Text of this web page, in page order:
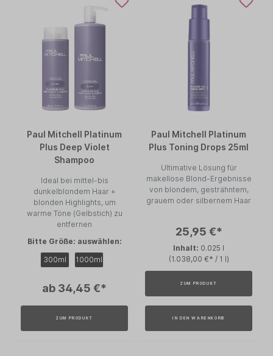
Paul Mitchell Platinum
Plus Deep Violet
Shampoo
Ideal bei mittel-bis
dunkelblondem Haar +
blonden Highlights, um
warme Töne (Gelbstich) zu
entfernen
Bitte Größe: auswählen:
300ml
1000ml
ab 34,45 €*
ZUM PRODUKT
Paul Mitchell Platinum
Plus Toning Drops 25ml
Ultimative Lösung für
makellose Blond-Ergebnisse
von blondem, gesträhntem,
grauem oder silbernem Haar
25,95 €*
Inhalt: 0.025 l
(1.038,00 €* / 1 l)
ZUM PRODUKT
IN DEN WARENKORB